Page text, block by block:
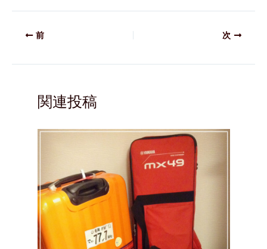
前 次
関連投稿